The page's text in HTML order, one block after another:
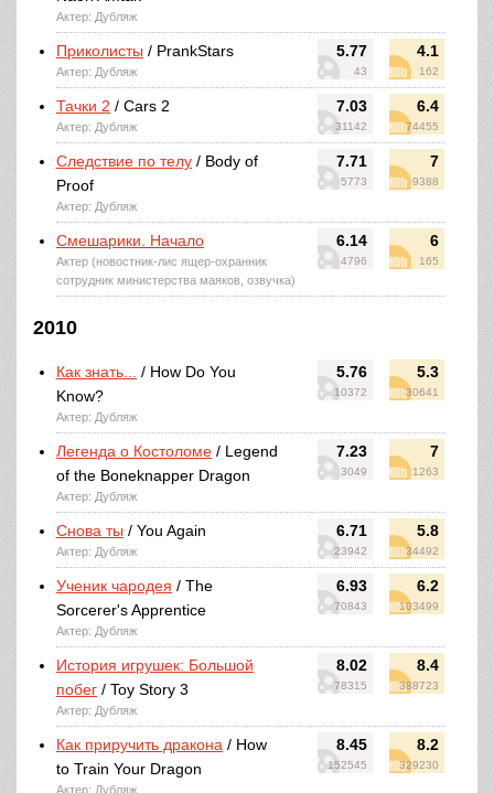
Актер: Дубляж
5.77
43
4.1
162
Приколисты / PrankStars
Актер: Дубляж
7.03
31142
6.4
74455
Тачки 2 / Cars 2
Актер: Дубляж
7.71
5773
7
9388
Следствие по телу / Body of
Proof
Актер: Дубляж
6.14
4796
6
165
Смешарики. Начало
Актер (новостник-лис ящер-охранник
сотрудник министерства маяков, озвучка)
2010
5.76
10372
5.3
30641
Как знать...
/ How Do You
Know?
Актер: Дубляж
7.23
3049
7
1263
Легенда о Костоломе / Legend
of the Boneknapper Dragon
Актер: Дубляж
6.71
23942
5.8
34492
Снова ты / You Again
Актер: Дубляж
6.93
70843
6.2
103499
Ученик чародея / The
Sorcerer's Apprentice
Актер: Дубляж
8.02
78315
8.4
388723
История игрушек: Большой
побег / Toy Story 3
Актер: Дубляж
8.45
152545
8.2
329230
Как приручить дракона / How
to Train Your Dragon
Актер: Дубляж